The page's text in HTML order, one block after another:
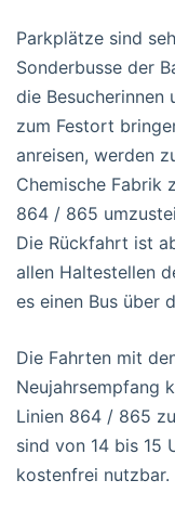
Parkplätze sind
Sonderbusse der
die Besucherinnen
zum Festort
anreisen, werden
Chemische Fabrik
864 / 865
Die Rückfahrt ist
allen Haltestellen
es einen Bus über
Die Fahrten mit
Neujahrsempfang
Linien 864 / 865
sind von 14 bis 15
kostenfrei nutzbar.